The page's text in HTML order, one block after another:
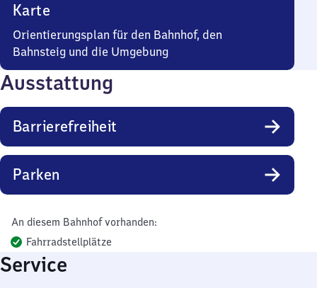
Karte
Orientierungsplan für den Bahnhof, den
Bahnsteig und die Umgebung
Ausstattung
Barrierefreiheit
Parken
An diesem Bahnhof vorhanden:
Fahrradstellplätze
Service